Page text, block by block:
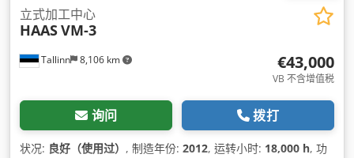
Tallinn 8,106 km
立式加工中心
HAASVM-3
€43,000
VB 不含增值税
询问 拨打
状况: 良好（使用过） , 制造年份: 2012, 运转小时: 18,000 h, 功